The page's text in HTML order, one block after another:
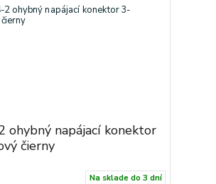
ohybný napájací konektor
čierny
Na sklade do 3 dní